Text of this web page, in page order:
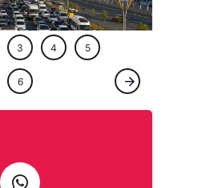
terk etti! Kaçan kaçana
3 4 5
6